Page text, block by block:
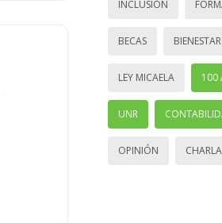
INCLUSIÓN
BECAS
LEY MICAELA 100
UNR
OPINIÓN